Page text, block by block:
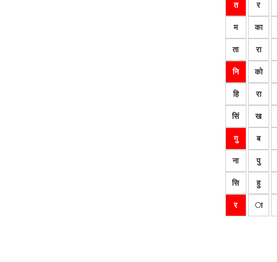
त र
म का
ता रा
नि को
हि रा
सिं ख
गु ब
ना पु
सि हु
र ा